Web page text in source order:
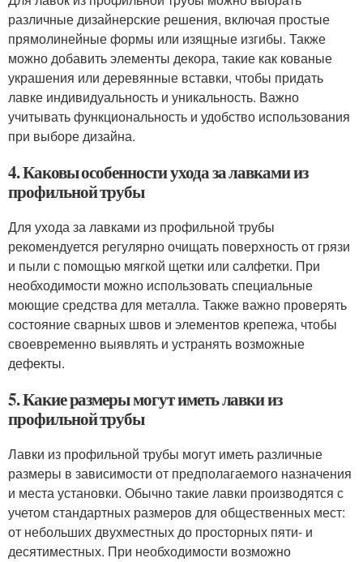
различные дизайнерские решения, включая простые
прямолинейные формы или изящные изгибы. Также
можно добавить элементы декора, такие как кованые
украшения или деревянные вставки, чтобы придать
лавке индивидуальность и уникальность. Важно
учитывать функциональность и удобство использования
при выборе дизайна.
4. Каковы особенности ухода за лавками из
профильной трубы
Для ухода за лавками из профильной трубы
рекомендуется регулярно очищать поверхность от грязи
и пыли с помощью мягкой щетки или салфетки. При
необходимости можно использовать специальные
моющие средства для металла. Также важно проверять
состояние сварных швов и элементов крепежа, чтобы
своевременно выявлять и устранять возможные
дефекты.
5. Какие размеры могут иметь лавки из
профильной трубы
Лавки из профильной трубы могут иметь различные
размеры в зависимости от предполагаемого назначения
и места установки. Обычно такие лавки производятся с
учетом стандартных размеров для общественных мест:
от небольших двухместных до просторных пяти- и
десятиместных. При необходимости возможно